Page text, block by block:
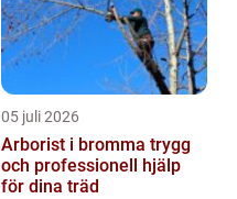
05 juli 2026
Arborist i bromma trygg
och professionell hjälp
för dina träd